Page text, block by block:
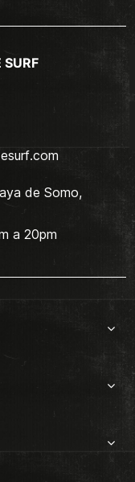
de Somo,
a 20pm